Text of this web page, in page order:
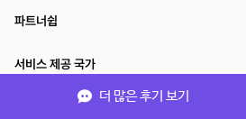
더 많은 후기 보기
파트너쉽
서비스 제공 국가